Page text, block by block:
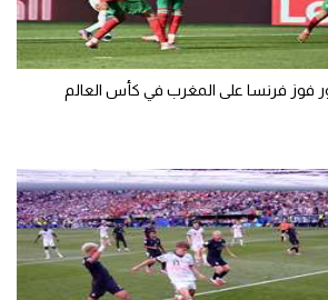
فوز فرنسا على المغرب في كأس العالم